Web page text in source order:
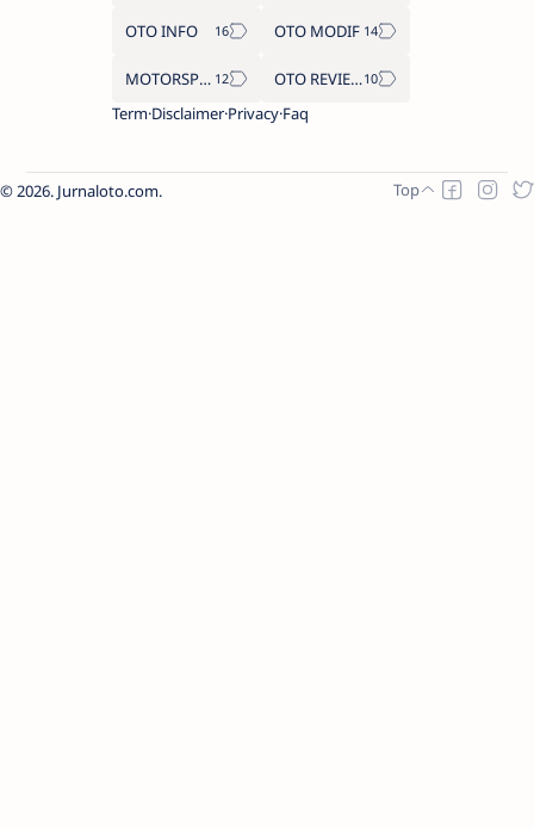
OTO INFO OTO MODIF
MOTORSPORT
OTO REVIEW
Term Disclaimer Privacy Faq
2026. Jurnaloto.com.